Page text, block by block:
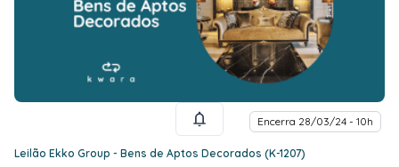
Encerra 28/03/24 - 10h
Leilão Ekko Group - Bens de Aptos Decorados (K-1207)